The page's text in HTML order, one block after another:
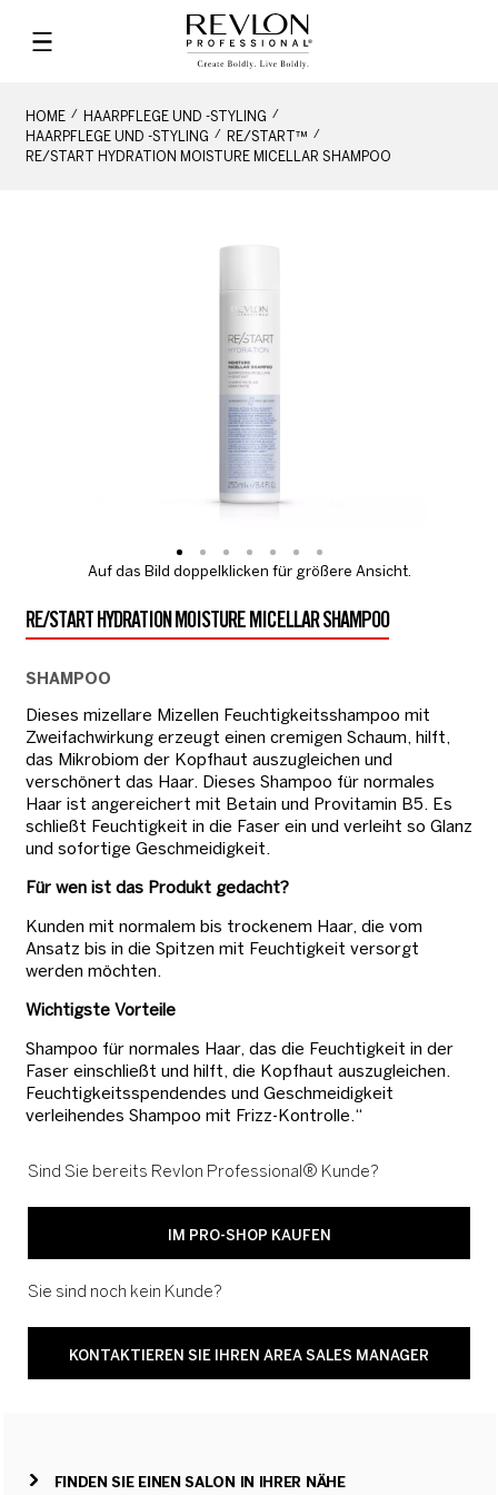
HOME
HAARPFLEGE UND -STYLING
HAARPFLEGE UND -STYLING
RE/START™
RE/START HYDRATION MOISTURE MICELLAR SHAMPOO
Auf das Bild doppelklicken für größere Ansicht.
RE/START HYDRATION MOISTURE MICELLAR SHAMPOO
SHAMPOO
Dieses mizellare Mizellen Feuchtigkeitsshampoo mit
Zweifachwirkung erzeugt einen cremigen Schaum, hilft,
das Mikrobiom der Kopfhaut auszugleichen und
verschönert das Haar. Dieses Shampoo für normales
Haar ist angereichert mit Betain und Provitamin B5. Es
schließt Feuchtigkeit in die Faser ein und verleiht so Glanz
und sofortige Geschmeidigkeit.
Für wen ist das Produkt gedacht?
Kunden mit normalem bis trockenem Haar, die vom
Ansatz bis in die Spitzen mit Feuchtigkeit versorgt
werden möchten.
Wichtigste Vorteile
Shampoo für normales Haar, das die Feuchtigkeit in der
Faser einschließt und hilft, die Kopfhaut auszugleichen.
Feuchtigkeitsspendendes und Geschmeidigkeit
verleihendes Shampoo mit Frizz-Kontrolle.“
Sind Sie bereits Revlon Professional® Kunde?
IM PRO-SHOP KAUFEN
Sie sind noch kein Kunde?
KONTAKTIEREN SIE IHREN AREA SALES MANAGER
FINDEN SIE EINEN SALON IN IHRER NÄHE